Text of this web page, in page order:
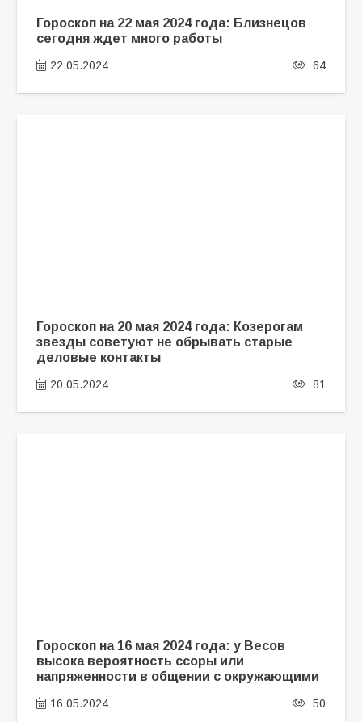
Гороскоп на 22 мая 2024 года: Близнецов
сегодня ждет много работы
22.05.2024 64
Гороскоп на 20 мая 2024 года: Козерогам
звезды советуют не обрывать старые
деловые контакты
20.05.2024 81
Гороскоп на 16 мая 2024 года: у Весов
высока вероятность ссоры или
напряженности в общении с окружающими
16.05.2024 50